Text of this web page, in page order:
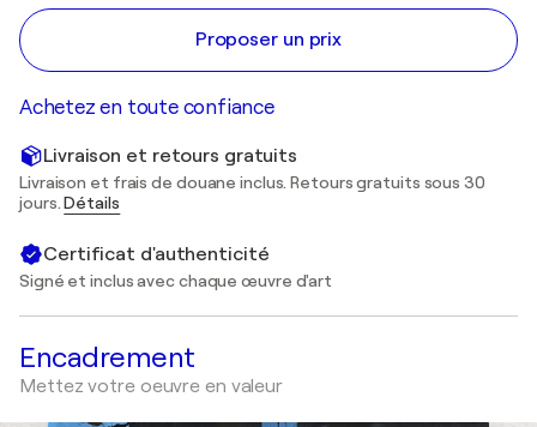
Proposer un prix
Achetez en toute confiance
Livraison et retours gratuits
Livraison et frais de douane inclus. Retours gratuits sous 30
jours.Détails
Certificat d'authenticité
Signé et inclus avec chaque œuvre d'art
Encadrement
Mettez votre oeuvre en valeur